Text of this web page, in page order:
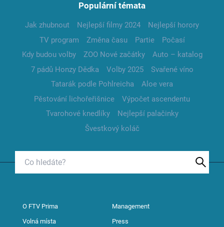
Populární témata
Jak zhubnout Nejlepší filmy 2024
Nejlepší horory
TV program
Změna času Partie
Počasí
Kdy budou volby
ZOO Nové začátky
Auto – katalog
7 pádů Honzy Dědka
Volby 2025
Svařené víno
Tatarák podle Pohlreicha
Aloe vera
Pěstování lichořeřišnice
Výpočet ascendentu
Tvarohové knedlíky
Nejlepší palačinky
Švestkový koláč
O FTV Prima Management
Volná místa Press